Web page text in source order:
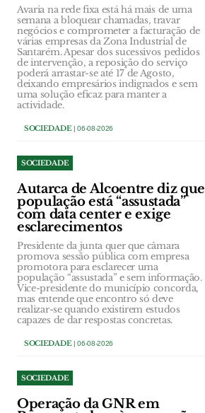
Avaria na rede fixa está há mais de uma
semana a bloquear chamadas, travar
negócios e comprometer a facturação de
várias empresas da Zona Industrial de
Santarém. Apesar dos sucessivos pedidos
de intervenção, a reposição do serviço
poderá arrastar-se até 17 de Agosto,
deixando empresários indignados e sem
uma solução eficaz para manter a
actividade.
SOCIEDADE| 06-08-2026
SOCIEDADE
Autarca de Alcoentre diz que
população está “assustada”
com data center e exige
esclarecimentos
Presidente da junta quer que câmara
promova sessão pública com empresa
promotora para esclarecer uma
população “assustada” e sem informação.
Vice-presidente do município concorda,
mas entende que encontro só deve
realizar-se quando existirem estudos
capazes de dar respostas concretas.
SOCIEDADE| 06-08-2026
SOCIEDADE
Operação da GNR em